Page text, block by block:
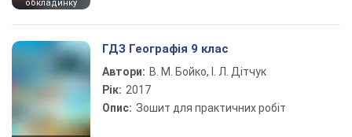
обкладинку
ГДЗ Географія 9 клас
Автори: В. М. Бойко, І. Л. Дітчук
Рік: 2017
Опис: Зошит для практичних робіт